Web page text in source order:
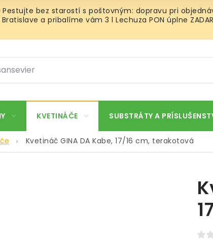
Pestujte bez starostí s poštovným: dopravu pri
a pribalíme vám 3 l Lechuza PON úplne
KVETINÁČE SUBSTRÁTY A
Kvetináč GINA DA Kabe, 17/16 cm, terakotová